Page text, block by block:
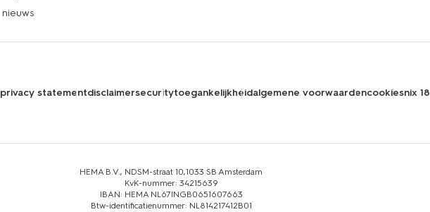
nieuws
privacy statementdisclaimersecuritytoegankelijkheidalgemene voorwaardencookiesnix 18
HEMA B.V., NDSM-straat 10,1033 SB Amsterdam
KvK-nummer: 34215639
IBAN: HEMA NL67INGB0651607663
Btw-identificatienummer: NL814217412B01